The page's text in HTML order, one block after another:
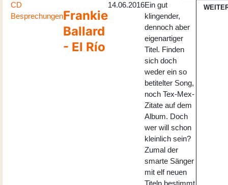
CD
BesprechungenFrankie
Ballard
- El Río
14.06.2016Ein gut
klingender,
dennoch aber
eigenartiger
Titel. Finden
sich doch
weder ein so
betitelter Song,
noch Tex-Mex-
Zitate auf dem
Album. Doch
wer will schon
kleinlich sein?
Zumal der
smarte Sänger
mit elf neuen